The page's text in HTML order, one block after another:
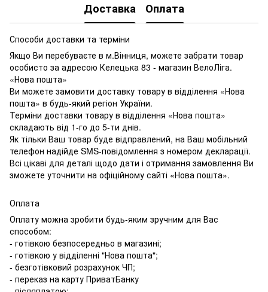
Доставка Оплата
Способи доставки та терміни
Якщо Ви перебуваєте в м.Вінниця, можете забрати товар
особисто за адресою Келецька 83 - магазин ВелоЛіга.
«Нова пошта»
Ви можете замовити доставку товару в відділення «Нова
пошта» в будь-який регіон України.
Терміни доставки товару в відділення «Нова пошта»
складають від 1-го до 5-ти днів.
Як тільки Ваш товар буде відправлений, на Ваш мобільний
телефон надійде SMS-повідомлення з номером декларації.
Всі цікаві для деталі щодо дати і отримання замовлення Ви
зможете уточнити на офіційному сайті «Нова пошта».
Оплата
Оплату можна зробити будь-яким зручним для Вас
способом:
- готівкою безпосередньо в магазині;
- готівкою у відділенні "Нова пошта";
- безготівковий розрахунок ЧП;
- переказ на карту ПриватБанку